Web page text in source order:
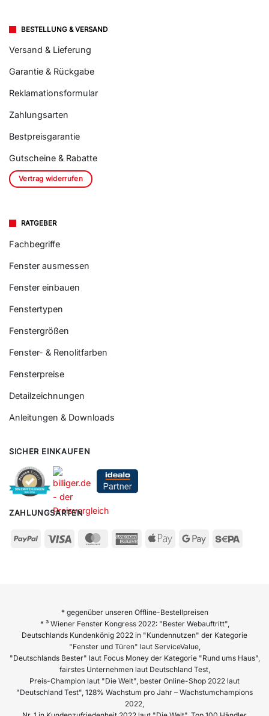
BESTELLUNG & VERSAND
Versand & Lieferung
Garantie & Rückgabe
Reklamationsformular
Zahlungsarten
Bestpreisgarantie
Gutscheine & Rabatte
Vertrag widerrufen
RATGEBER
Fachbegriffe
Fenster ausmessen
Fenster einbauen
Fenstertypen
Fenstergrößen
Fenster- & Renolitfarben
Fensterpreise
Detailzeichnungen
Anleitungen & Downloads
SICHER EINKAUFEN
ZAHLUNGSARTEN
* gegenüber unseren Offline-Bestellpreisen
* ³ Wiener Fenster Kongress 2022: "Bester Webauftritt",
Deutschlands Kundenkönig 2022 in "Kundennutzen" der Kategorie
"Fenster und Türen" laut ServiceValue,
"Deutschlands Bester" laut Focus Money der Kategorie "Rund ums Haus",
fairstes Unternehmen laut Deutschland Test,
Preis-Champion laut "Die Welt", bester Online-Shop 2022 laut
"Deutschland Test", 128% Wachstum pro Jahr – Wachstumchampions
2022,